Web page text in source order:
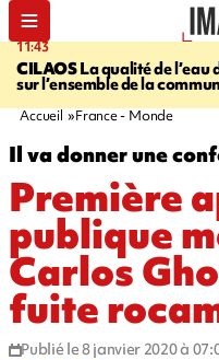
11:43
CILAOSLa qualité de l’eau
sur l’ensemble de la
Accueil France - Monde
Il va donner une
Première
publique
Carlos
fuite
Publié le 8 janvier 2020 à